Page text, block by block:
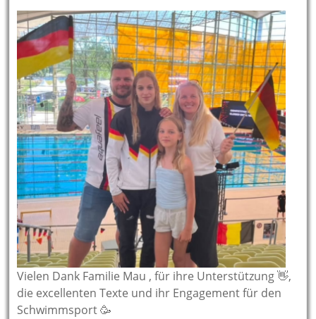
Vielen Dank Familie Mau , für ihre Unterstützung 👋,
die excellenten Texte und ihr Engagement für den
Schwimmsport 🥳